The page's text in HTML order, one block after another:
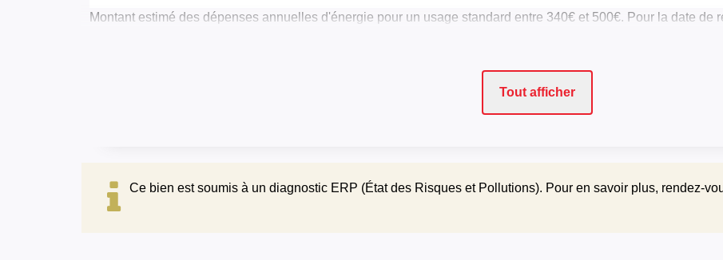
Montant estimé des dépenses annuelles d'énergie pour un usage standard entre 340€ et 500€. Pour la date de
Tout afficher
Ce bien est soumis à un diagnostic ERP (État des Risques et Pollutions). Pour en savoir plus, rendez-